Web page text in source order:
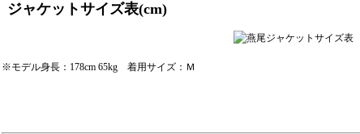
ジャケットサイズ表(cm)
※モデル身長：178cm 65kg 着用サイズ：Ｍ